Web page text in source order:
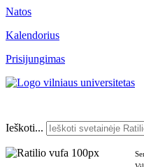
Natos
Kalendorius
Prisijungimas
Ieškoti...